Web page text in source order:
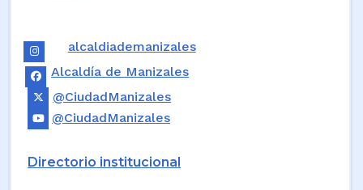
alcaldiademanizales
Alcaldía de Manizales
@CiudadManizales
@CiudadManizales
Directorio institucional